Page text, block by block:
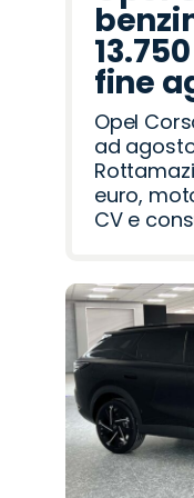
fine
Opel
ad
euro,
CV e